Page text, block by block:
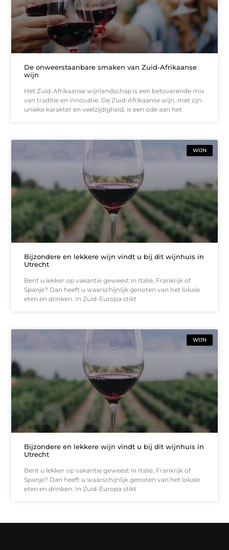
De onweerstaanbare smaken van Zuid-Afrikaanse
wijn
Het Zuid-Afrikaanse wijnlandschap is een betoverende mix
van traditie en innovatie. De Zuid-Afrikaanse wijn, met zijn
unieke karakter en veelzijdigheid, is een ode aan het
WIJN
Bijzondere en lekkere wijn vindt u bij dit wijnhuis in
Utrecht
Bent u lekker op vakantie geweest in Italië, Frankrijk of
Spanje? Dan heeft u waarschijnlijk genoten van het lokale
eten en drinken. In Zuid-Europa stikt
WIJN
Bijzondere en lekkere wijn vindt u bij dit wijnhuis in
Utrecht
Bent u lekker op vakantie geweest in Italië, Frankrijk of
Spanje? Dan heeft u waarschijnlijk genoten van het lokale
eten en drinken. In Zuid-Europa stikt